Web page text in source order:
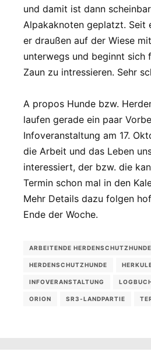
und damit ist dann
Alpakaknoten geplatzt. Seit
er draußen auf der Wiese
unterwegs und beginnt sich
Zaun zu intressieren. Sehr
A propos Hunde bzw.
laufen gerade ein paar
Infoveranstaltung am 17.
die Arbeit und das Leben
interessiert, der bzw. die
Termin schon mal in den
Mehr Details dazu folgen
Ende der Woche.
ARBEITENDE HERDENSCHUTZHUNDE
HERDENSCHUTZHUNDE
INFOVERANSTALTUNG
ORION SR3-LANDPARTIE